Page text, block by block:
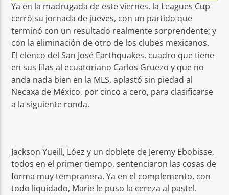
Ya en la madrugada de este viernes, la Leagues Cup
cerró su jornada de jueves, con un partido que
terminó con un resultado realmente sorprendente; y
con la eliminación de otro de los clubes mexicanos.
El elenco del San José Earthquakes, cuadro que tiene
en sus filas al ecuatoriano Carlos Gruezo y que no
anda nada bien en la MLS, aplastó sin piedad al
Necaxa de México, por cinco a cero, para clasificarse
a la siguiente ronda.
Jackson Yueill, Lóez y un doblete de Jeremy Ebobisse,
todos en el primer tiempo, sentenciaron las cosas de
forma muy tempranera. Ya en el complemento, con
todo liquidado, Marie le puso la cereza al pastel.